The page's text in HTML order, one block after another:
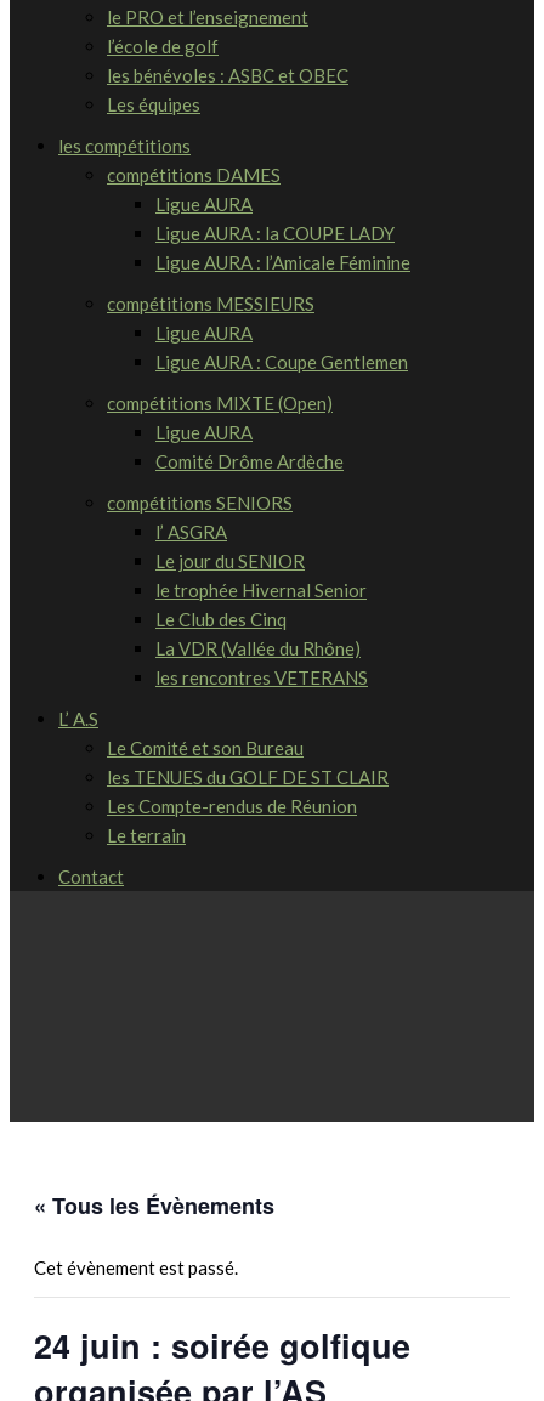
le PRO et l’enseignement
l’école de golf
les bénévoles : ASBC et OBEC
Les équipes
les compétitions
compétitions DAMES
Ligue AURA
Ligue AURA : la COUPE LADY
Ligue AURA : l’Amicale Féminine
compétitions MESSIEURS
Ligue AURA
Ligue AURA : Coupe Gentlemen
compétitions MIXTE (Open)
Ligue AURA
Comité Drôme Ardèche
compétitions SENIORS
l’ ASGRA
Le jour du SENIOR
le trophée Hivernal Senior
Le Club des Cinq
La VDR (Vallée du Rhône)
les rencontres VETERANS
L’ A.S
Le Comité et son Bureau
les TENUES du GOLF DE ST CLAIR
Les Compte-rendus de Réunion
Le terrain
Contact
« Tous les Évènements
Cet évènement est passé.
24 juin : soirée golfique
organisée par l’AS